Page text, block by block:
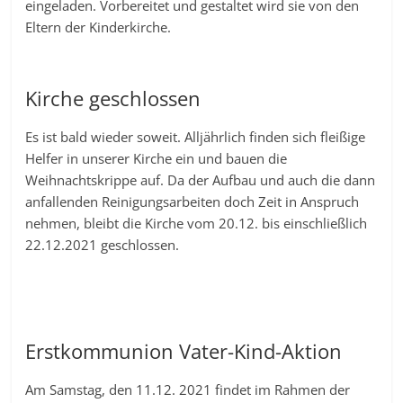
eingeladen. Vorbereitet und gestaltet wird sie von den
Eltern der Kinderkirche.
Kirche geschlossen
Es ist bald wieder soweit. Alljährlich finden sich fleißige
Helfer in unserer Kirche ein und bauen die
Weihnachtskrippe auf. Da der Aufbau und auch die dann
anfallenden Reinigungsarbeiten doch Zeit in Anspruch
nehmen, bleibt die Kirche vom 20.12. bis einschließlich
22.12.2021 geschlossen.
Erstkommunion Vater-Kind-Aktion
Am Samstag, den 11.12. 2021 findet im Rahmen der